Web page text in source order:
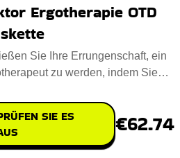
Ergotherapie OTD
Sie Ihre Errungenschaft, ein
zu werden, indem Sie
SIE ES
€62.74